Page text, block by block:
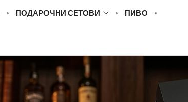
ПОДАРОЧНИ СЕТОВИ ПИВО